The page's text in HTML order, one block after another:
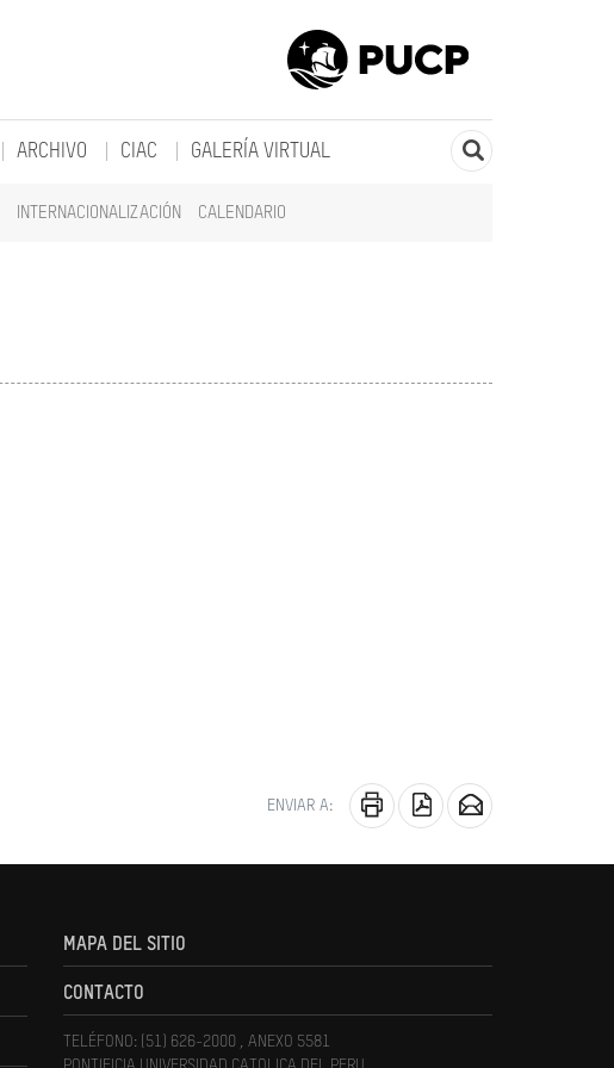
INTERNACIONALIZACIÓN CALENDARIO
ARCHIVO CIAC GALERÍA VIRTUAL
ENVIAR A:
MAPA DEL SITIO
CONTACTO
TELÉFONO: (51) 626-2000 , ANEXO 5581